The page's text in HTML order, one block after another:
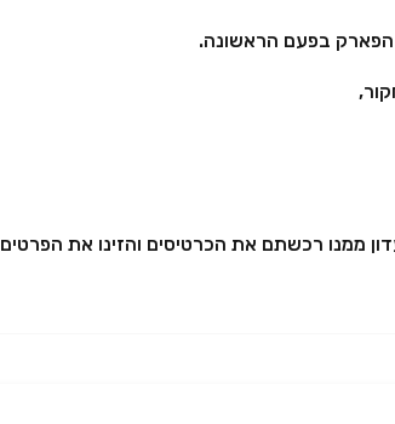
הפארק בפעם הראשונה.
ממנו רכשתם את הכרטיסים והזינו את